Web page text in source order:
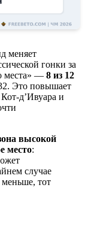
меняет
гонки за
места» — 8 из 12
Это повышает
д’Ивуара и
высокой
место:
случае
меньше, тот